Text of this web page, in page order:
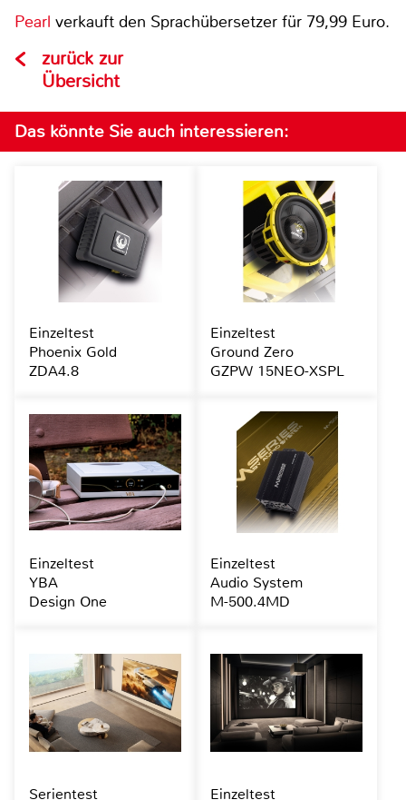
Pearl verkauft den Sprachübersetzer für 79,99 Euro.
zurück zur
Übersicht
Das könnte Sie auch interessieren:
Einzeltest
Phoenix Gold
ZDA4.8
Einzeltest
Ground Zero
GZPW 15NEO-XSPL
Einzeltest
YBA
Design One
Einzeltest
Audio System
M-500.4MD
Serientest Einzeltest